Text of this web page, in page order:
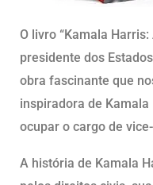
O livro “Kamala
presidente dos
obra fascinante que
inspiradora de
ocupar o cargo de
A história de Kamala